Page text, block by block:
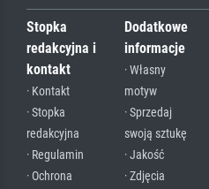
Stopka
redakcyjna i
kontakt
· Kontakt
· Stopka
redakcyjna
· Regulamin
· Ochrona
Dodatkowe
informacje
· Własny
motyw
· Sprzedaj
swoją sztukę
· Jakość
· Zdjęcia